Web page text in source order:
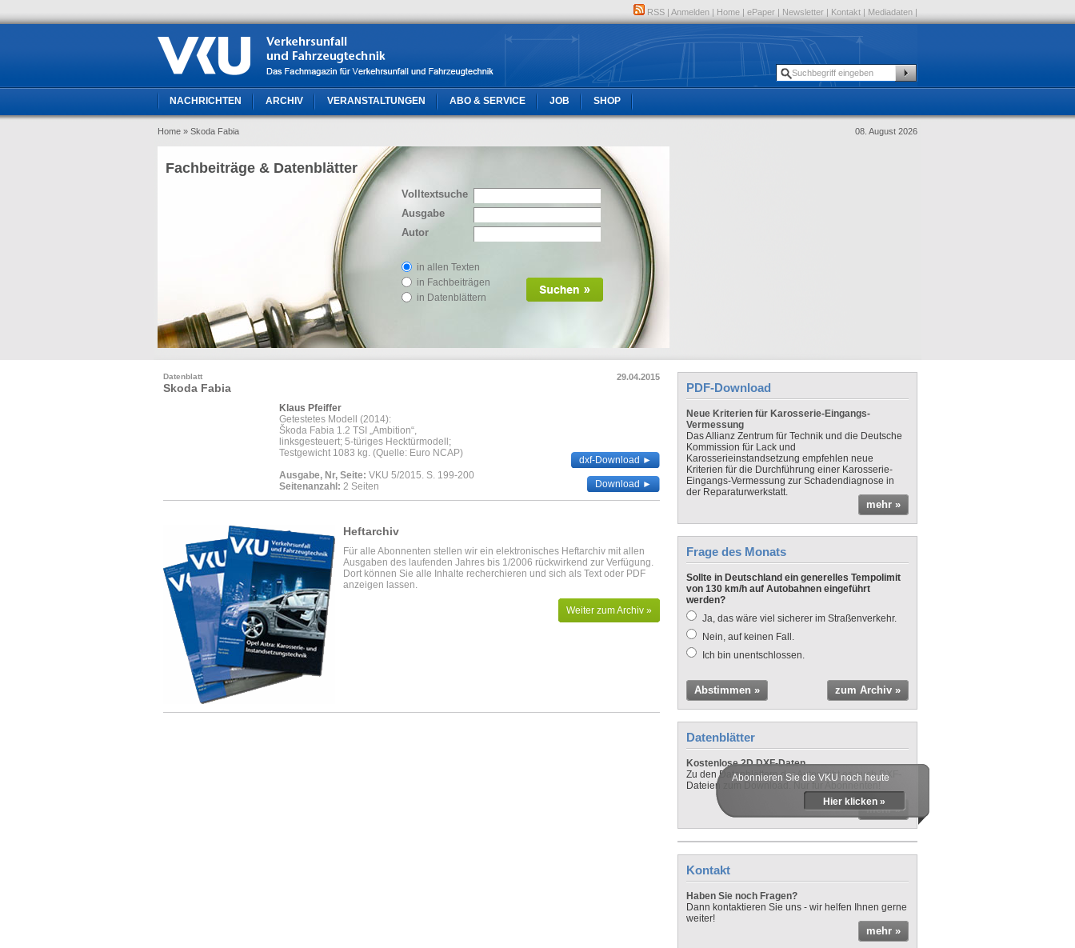
RSS | Anmelden | Home | ePaper | Newsletter | Kontakt | Mediadaten |
NACHRICHTEN ARCHIV VERANSTALTUNGEN ABO & SERVICE JOB SHOP
Home » Skoda Fabia 08. August 2026
Volltextsuche
Ausgabe
Autor
in allen Texten
in Fachbeiträgen
in Datenblättern
Fachbeiträge & Datenblätter
29.04.2015
Datenblatt
Skoda Fabia
Klaus Pfeiffer
Getestetes Modell (2014):
Škoda Fabia 1.2 TSI „Ambition“,
linksgesteuert; 5‑türiges Hecktürmodell;
Testgewicht 1083 kg. (Quelle: Euro NCAP)
Ausgabe, Nr, Seite: VKU 5/2015. S. 199-200
Seitenanzahl: 2 Seiten
dxf-Download ►
Download ►
Heftarchiv
Für alle Abonnenten stellen wir ein elektronisches Heftarchiv mit allen
Ausgaben des laufenden Jahres bis 1/2006 rückwirkend zur Verfügung.
Dort können Sie alle Inhalte recherchieren und sich als Text oder PDF
anzeigen lassen.
Weiter zum Archiv »
PDF-Download
Neue Kriterien für Karosserie-Eingangs-
Vermessung
Das Allianz Zentrum für Technik und die Deutsche
Kommission für Lack und
Karosserieinstandsetzung empfehlen neue
Kriterien für die Durchführung einer Karosserie-
Eingangs-Vermessung zur Schadendiagnose in
der Reparaturwerkstatt.
mehr »
Frage des Monats
Sollte in Deutschland ein generelles Tempolimit
von 130 km/h auf Autobahnen eingeführt
werden?
Ja, das wäre viel sicherer im Straßenverkehr.
Nein, auf keinen Fall.
Ich bin unentschlossen.
Abstimmen » zum Archiv »
Datenblätter
Kostenlose 2D DXF-Daten
Zu den Datenblättern der Autos gibt es auch DXF-
Dateien zum Download. Nur für Abonnenten!
mehr »
Abonnieren Sie die VKU noch heute
Hier klicken »
Kontakt
Haben Sie noch Fragen?
Dann kontaktieren Sie uns - wir helfen Ihnen gerne
weiter!
mehr »